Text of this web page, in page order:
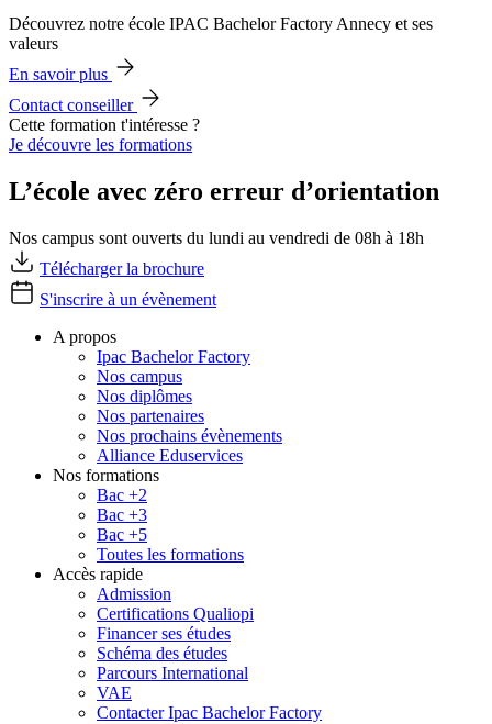
Découvrez notre école IPAC Bachelor Factory Annecy et ses
valeurs
En savoir plus
Contact conseiller
Cette formation t'intéresse ?
Je découvre les formations
L’école avec zéro erreur d’orientation
Nos campus sont ouverts du lundi au vendredi de 08h à 18h
Télécharger la brochure
S'inscrire à un évènement
A propos
Ipac Bachelor Factory
Nos campus
Nos diplômes
Nos partenaires
Nos prochains évènements
Alliance Eduservices
Nos formations
Bac +2
Bac +3
Bac +5
Toutes les formations
Accès rapide
Admission
Certifications Qualiopi
Financer ses études
Schéma des études
Parcours International
VAE
Contacter Ipac Bachelor Factory